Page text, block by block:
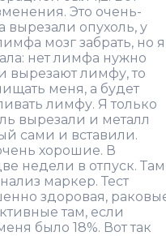
Это очень-
вырезали опухоль, у
мозг забрать, но я
нет лимфа нужно
вырезают лимфу, то
меня, а будет
лимфу. Я только
вырезали и металл
сами и вставили.
хорошие. В
недели в отпуск. Там
маркер. Тест
здоровая,
там, если
было 18%. Вот так